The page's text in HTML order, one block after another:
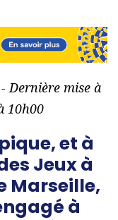
Dernière mise à
10h00
et à
Jeux à
Marseille,
à